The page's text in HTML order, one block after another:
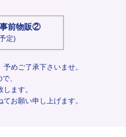
前物販②
定)
めご了承下さいませ。
、
ます。
お願い申し上げます。